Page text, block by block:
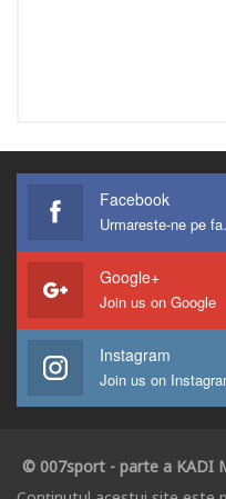
Facebook
Google+
Join us on Google
Instagram
Join us on
© 007sport - parte a KADI